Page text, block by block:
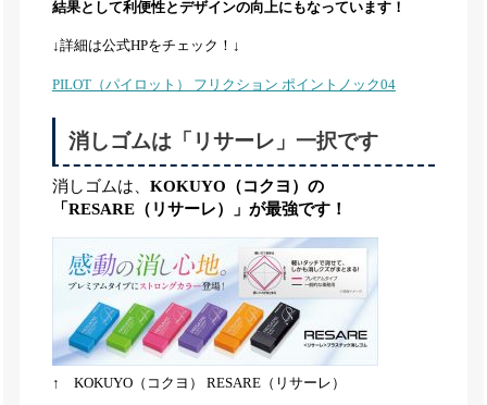
結果として利便性とデザインの向上にもなっています！
↓詳細は公式HPをチェック！↓
PILOT（パイロット） フリクション ポイントノック04
消しゴムは「リサーレ」一択です
消しゴムは、 KOKUYO（コクヨ）の
「RESARE（リサーレ）」が最強です！
↑ KOKUYO（コクヨ） RESARE（リサーレ）